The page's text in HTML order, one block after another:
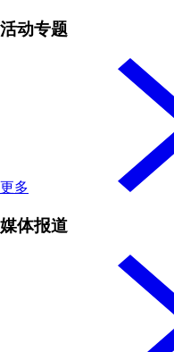
活动专题
更多
媒体报道